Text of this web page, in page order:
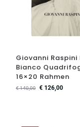
Giovanni Raspini
Bianco
16×20 Rahmen
€140,00 €126,00